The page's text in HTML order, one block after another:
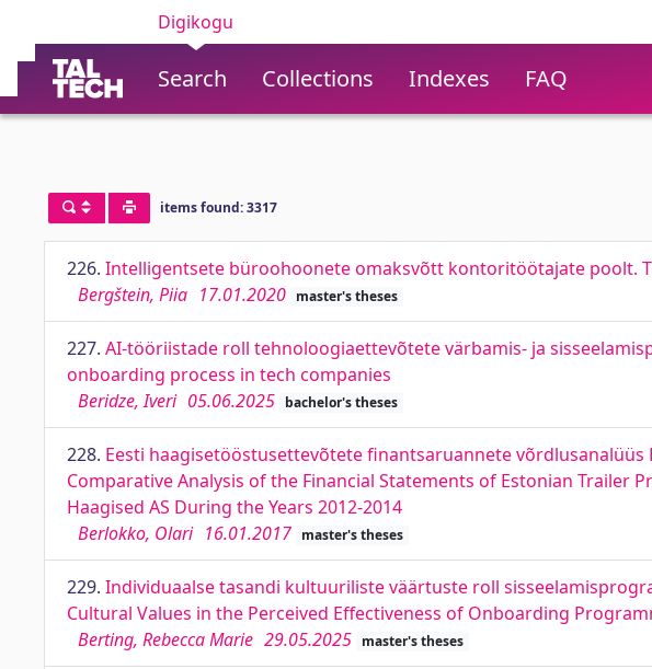
Digikogu
Search Collections Indexes FAQ
items found: 3317
226. Intelligentsete büroohoonete omaksvõtt kontoritöötajate poolt.
Bergštein, Piia 17.01.2020 master's theses
227. AI-tööriistade roll tehnoloogiaettevõtete värbamis- ja
onboarding process in tech companies
Beridze, Iveri 05.06.2025 bachelor's theses
228. Eesti haagisetööstusettevõtete finantsaruannete võrdlusanalüüs
Comparative Analysis of the Financial Statements of Estonian Trailer
Haagised AS During the Years 2012-2014
Berlokko, Olari 16.01.2017 master's theses
229. Individuaalse tasandi kultuuriliste väärtuste roll
Cultural Values in the Perceived Effectiveness of Onboarding
Berting, Rebecca Marie 29.05.2025 master's theses